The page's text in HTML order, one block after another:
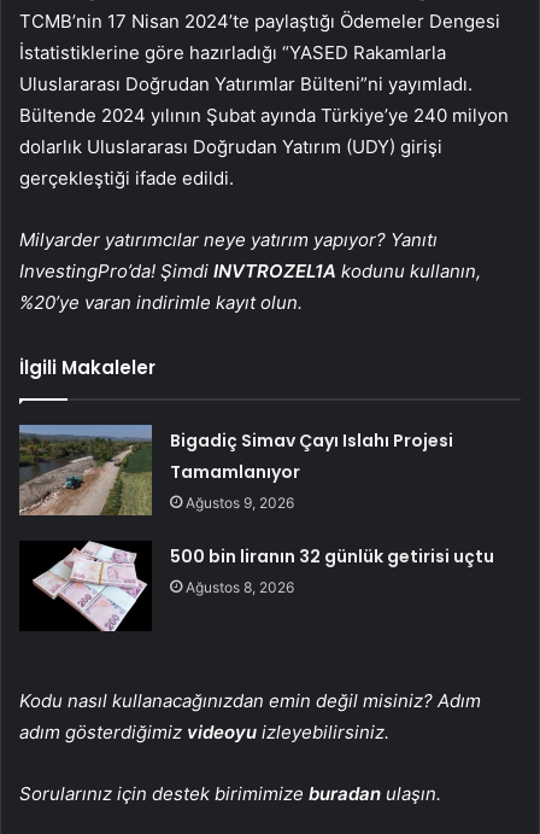
TCMB’nin 17 Nisan 2024’te paylaştığı Ödemeler Dengesi
İstatistiklerine göre hazırladığı “YASED Rakamlarla
Uluslararası Doğrudan Yatırımlar Bülteni”ni yayımladı.
Bültende 2024 yılının Şubat ayında Türkiye’ye 240 milyon
dolarlık Uluslararası Doğrudan Yatırım (UDY) girişi
gerçekleştiği ifade edildi.
Milyarder yatırımcılar neye yatırım yapıyor? Yanıtı
InvestingPro’da! Şimdi INVTROZEL1A kodunu kullanın,
%20’ye varan indirimle kayıt olun.
İlgili Makaleler
Bigadiç Simav Çayı Islahı Projesi
Tamamlanıyor
Ağustos 9, 2026
500 bin liranın 32 günlük getirisi uçtu
Ağustos 8, 2026
Kodu nasıl kullanacağınızdan emin değil misiniz? Adım
adım gösterdiğimiz videoyu izleyebilirsiniz.
Sorularınız için destek birimimize buradan ulaşın.